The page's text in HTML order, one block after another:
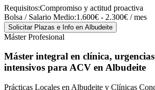
Requisitos:Compromiso y actitud proactiva
Bolsa / Salario Medio:1.600€ - 2.300€ / mes
Solicitar Plazas e Info en Albudeite
Máster Profesional
Máster integral en clínica,
intensivos para ACV en Albudeite
Prácticas Locales en Albudeite y Clínicas